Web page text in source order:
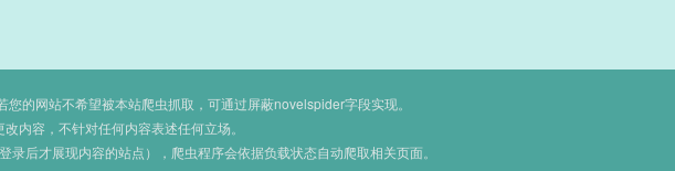
的网站不希望被本站爬虫抓取，可通过屏蔽novelspider字段实现。
内容，不针对任何内容表述任何立场。
后才展现内容的站点），爬虫程序会依据负载状态自动爬取相关页面。